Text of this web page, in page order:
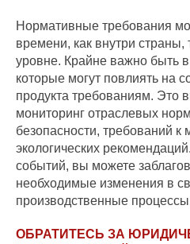
Нормативные требования
времени, как внутри
уровне. Крайне важно быть
которые могут повлиять на
продукта требованиям. Это
мониторинг отраслевых
безопасности, требований к
экологических
событий, вы можете
необходимые изменения в
производственные
ОБРАТИТЕСЬ ЗА